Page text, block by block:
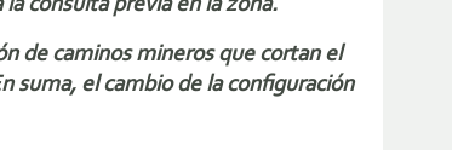
consulta previa en la zona.
de caminos mineros que cortan el
suma, el cambio de la configuración